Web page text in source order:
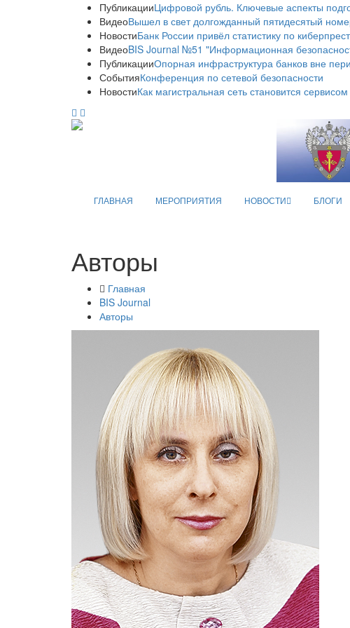
ПубликацииЦифровой рубль. Ключевые аспекты
ВидеоВышел в свет долгожданный пятидесятый
НовостиБанк России привёл статистику по
ВидеоBIS Journal №51 "Информационная
ПубликацииОпорная инфраструктура банков вне
СобытияКонференция по сетевой безопасности
НовостиКак магистральная сеть становится
ГЛАВНАЯ МЕРОПРИЯТИЯ НОВОСТИ БЛОГИ
Авторы
Главная
BIS Journal
Авторы